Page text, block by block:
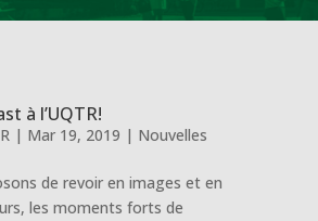
à l’UQTR!
| Mar 19, 2019 | Nouvelles
de revoir en images et en
les moments forts de